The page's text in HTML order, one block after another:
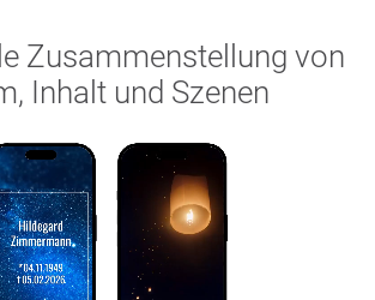
Zusammenstellung von
Inhalt und Szenen